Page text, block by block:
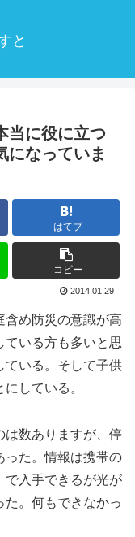
と
に役に立つ
になっていま
はてブ
コピー
2014.01.29
含め防災の意識が高
ている方も多いと思
ている。そして子供
している。
は数ありますが、停
った。情報は携帯の
で入手できるが光が
た。何もできなかっ